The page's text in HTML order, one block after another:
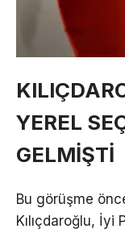
YEREL
GELMİŞTİ
Bu görüşme
Kılıçdaroğlu, İyi